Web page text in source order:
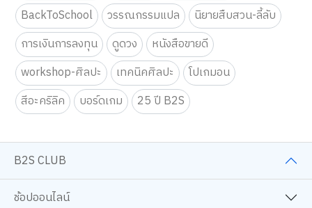
BackToSchool
วรรณกรรมแปล
นิยายสืบสวน-ลี้ลับ
การเงินการลงทุน
ดูดวง
หนังสือขายดี
workshop-ศิลปะ
เทคนิคศิลปะ
โปเกมอน
สีอะคริลิค
บอร์ดเกม 25 ปี B2S
B2S CLUB
ช้อปออนไลน์